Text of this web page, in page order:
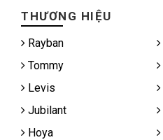
THƯƠNG HIỆU
Rayban
Tommy
Levis
Jubilant
Hoya